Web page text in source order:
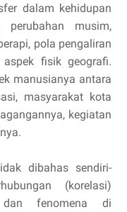
dalam kehidupan
perubahan musim,
pola pengaliran
fisik geografi.
manusianya antara
masyarakat kota
kegiatan
dibahas sendiri-
(korelasi)
dan fenomena di